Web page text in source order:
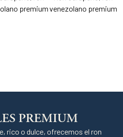
PREMIUM
rico o dulce, ofrecemos el ron